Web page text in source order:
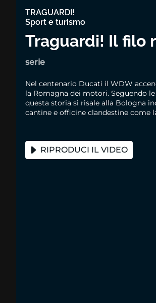
TRAGUARDI!
Sport e turismo
Traguardi! Il filo
serie
Nel centenario Ducati il WDW
la Romagna dei motori. Seguendo
questa storia si risale alla Bologna
cantine e officine clandestine come
RIPRODUCI IL VIDEO